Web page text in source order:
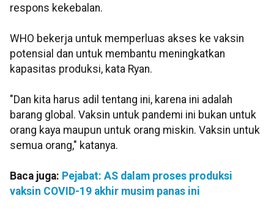
respons kekebalan.
WHO bekerja untuk memperluas akses ke vaksin
potensial dan untuk membantu meningkatkan
kapasitas produksi, kata Ryan.
"Dan kita harus adil tentang ini, karena ini adalah
barang global. Vaksin untuk pandemi ini bukan untuk
orang kaya maupun untuk orang miskin. Vaksin untuk
semua orang," katanya.
Baca juga: Pejabat: AS dalam proses produksi
vaksin COVID-19 akhir musim panas ini